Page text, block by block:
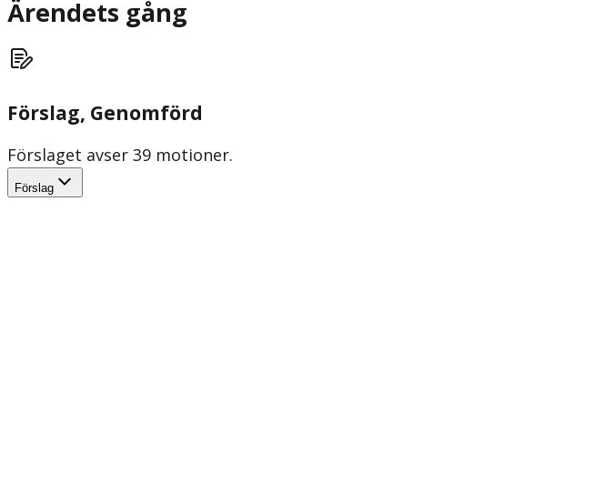
Ärendets gång
Förslag, Genomförd
Förslaget avser 39 motioner.
Förslag